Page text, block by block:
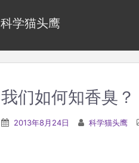
科学猫头鹰
我们如何知香臭？
2013年8月24日 科学猫头鹰